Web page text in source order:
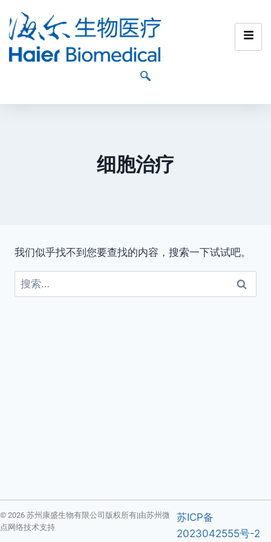
细胞治疗
我们似乎找不到您要查找的内容，搜索一下试试吧。
© 2026 苏州康盛生物有限公司版权所有|由苏州微
点网络技术支持
苏ICP备
2023042555号-2